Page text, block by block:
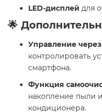
LED-дисплей для
🌟
Управление
контролировать
смартфона.
Функция
накопление пыли
кондиционера.